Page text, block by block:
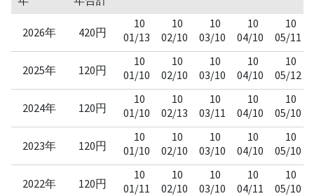
2026年 420円
10
01/13
10
02/10
10
03/10
10
04/10
10
05/11
2025年 120円
10
01/10
10
02/10
10
03/10
10
04/10
10
05/12
2024年 120円
10
01/10
10
02/13
10
03/11
10
04/10
10
05/10
2023年 120円
10
01/10
10
02/10
10
03/10
10
04/10
10
05/10
2022年 120円
10
01/11
10
02/10
10
03/10
10
04/11
10
05/10